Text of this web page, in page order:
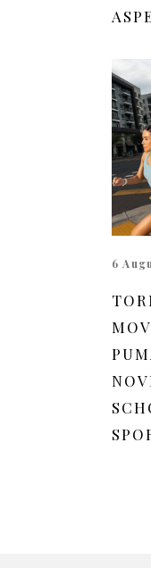
6